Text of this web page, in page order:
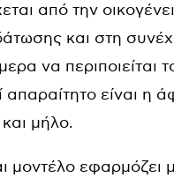
από την
και στη
να
είναι η
μήλο.
εφαρμόζει